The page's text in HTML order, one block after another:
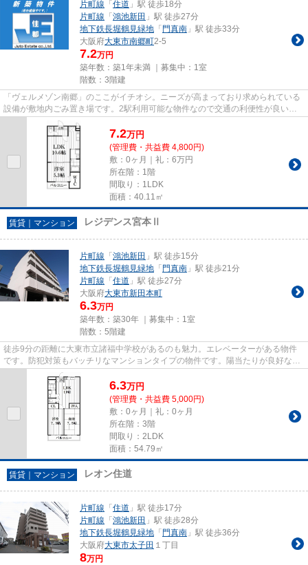
片町線 「 住道 」駅 徒歩18分
片町線 「 鴻池新田 」駅 徒歩27分
地下鉄長堀鶴見緑地 「 門真南 」駅 徒歩33分
大阪府大東市南郷町2-5
7.2万円
築年数：築1年未満 ｜募集中： 1室
階数：3階建
「ヴェルメゾン南郷」のここがイチオシ。ニーズが高まっており求められている
設備が敷地内ごみ置き場です。2駅利用可能な物件なので交通の利便性が良いの
が魅力です。2026年に建設され...
7.2万円
(管理費・共益費 4,800円)
敷：0ヶ月｜礼：6万円
所在階：1階
間取り：1LDK
面積：40.11㎡
賃貸｜マンション レジデンス宮本Ⅱ
片町線 「 鴻池新田 」駅 徒歩15分
地下鉄長堀鶴見緑地 「 門真南 」駅 徒歩21分
片町線 「 住道 」駅 徒歩27分
大阪府大東市新田本町
6.3万円
築年数：築30年 ｜募集中： 1室
階数：5階建
徒歩9分の距離に大東市立諸福中学校があるのも魅力。エレベーターがある物件
です。防犯対策もバッチリなマンションタイプの物件です。陽当たりが良好な物
件は梅雨時期の湿気もたまりに...
6.3万円
(管理費・共益費 5,000円)
敷：0ヶ月｜礼：0ヶ月
所在階：3階
間取り：2LDK
面積：54.79㎡
賃貸｜マンション レオン住道
片町線 「 住道 」駅 徒歩17分
片町線 「 鴻池新田 」駅 徒歩28分
地下鉄長堀鶴見緑地 「 門真南 」駅 徒歩36分
大阪府大東市太子田 １丁目
8万円